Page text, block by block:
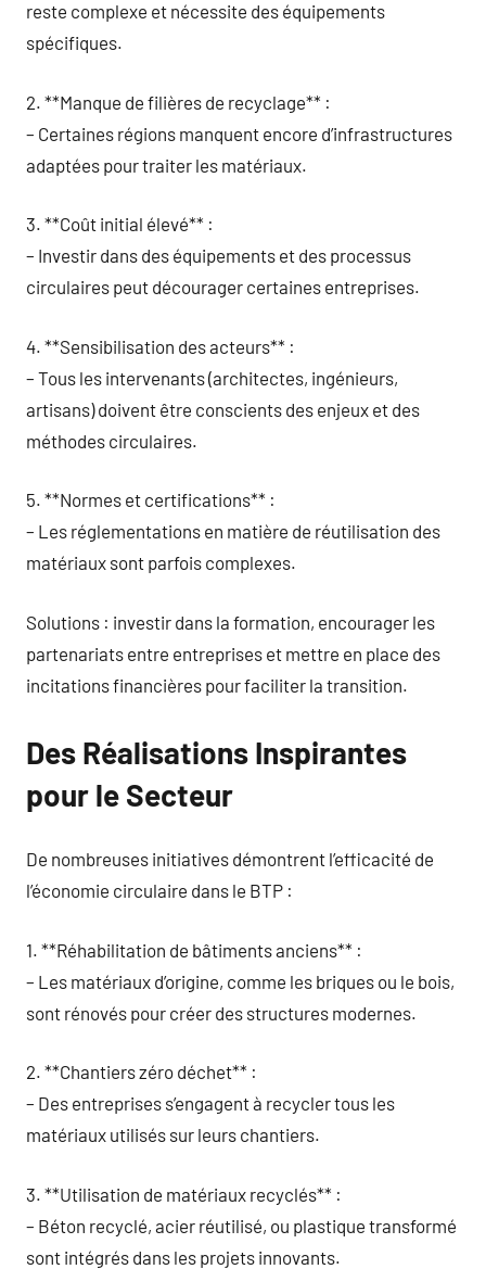
reste complexe et nécessite des équipements
spécifiques.
2. **Manque de filières de recyclage** :
– Certaines régions manquent encore d’infrastructures
adaptées pour traiter les matériaux.
3. **Coût initial élevé** :
– Investir dans des équipements et des processus
circulaires peut décourager certaines entreprises.
4. **Sensibilisation des acteurs** :
– Tous les intervenants (architectes, ingénieurs,
artisans) doivent être conscients des enjeux et des
méthodes circulaires.
5. **Normes et certifications** :
– Les réglementations en matière de réutilisation des
matériaux sont parfois complexes.
Solutions : investir dans la formation, encourager les
partenariats entre entreprises et mettre en place des
incitations financières pour faciliter la transition.
Des Réalisations Inspirantes
pour le Secteur
De nombreuses initiatives démontrent l’efficacité de
l’économie circulaire dans le BTP :
1. **Réhabilitation de bâtiments anciens** :
– Les matériaux d’origine, comme les briques ou le bois,
sont rénovés pour créer des structures modernes.
2. **Chantiers zéro déchet** :
– Des entreprises s’engagent à recycler tous les
matériaux utilisés sur leurs chantiers.
3. **Utilisation de matériaux recyclés** :
– Béton recyclé, acier réutilisé, ou plastique transformé
sont intégrés dans les projets innovants.